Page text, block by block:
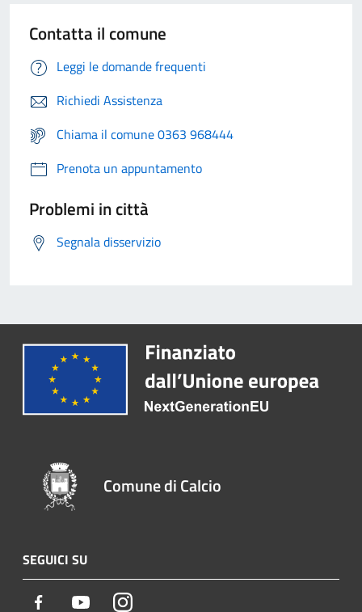
Contatta il comune
Leggi le domande frequenti
Richiedi Assistenza
Chiama il comune 0363 968444
Prenota un appuntamento
Problemi in città
Segnala disservizio
Comune di Calcio
SEGUICI SU
Facebook YoutubeInstagram